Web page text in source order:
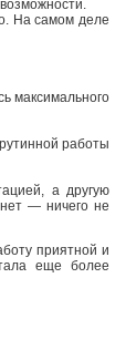
На самом деле
максимального
работы
а другую
— ничего не
приятной и
еще более